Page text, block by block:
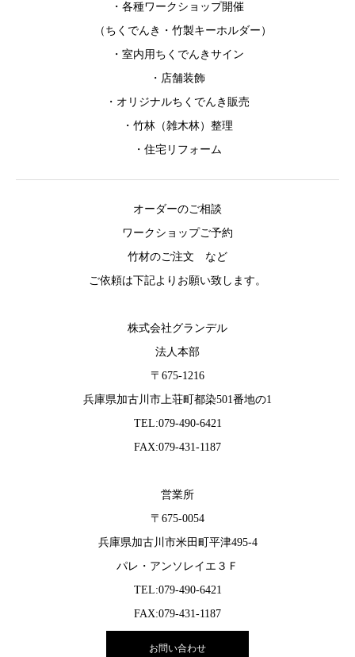
・各種ワークショップ開催
（ちくでんき・竹製キーホルダー）
・室内用ちくでんきサイン
・店舗装飾
・オリジナルちくでんき販売
・竹林（雑木林）整理
・住宅リフォーム
オーダーのご相談
ワークショップご予約
竹材のご注文 など
ご依頼は下記よりお願い致します。
株式会社グランデル
法人本部
〒675-1216
兵庫県加古川市上荘町都染501番地の1
TEL:079-490-6421
FAX:079-431-1187
営業所
〒675-0054
兵庫県加古川市米田町平津495-4
パレ・アンソレイエ３Ｆ
TEL:079-490-6421
FAX:079-431-1187
お問い合わせ